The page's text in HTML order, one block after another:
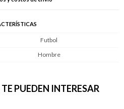
Futbol
Hombre
PUEDEN INTERESAR